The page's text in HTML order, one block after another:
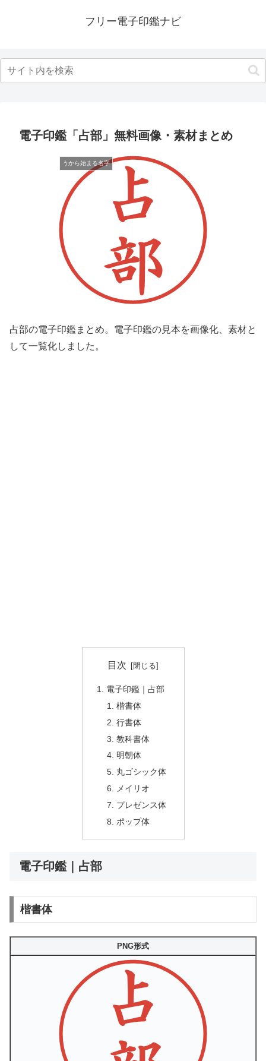
フリー電子印鑑ナビ
電子印鑑「占部」無料画像・素材まとめ
うから始まる名字
占部の電子印鑑まとめ。電子印鑑の見本を画像化、素材と
して一覧化しました。
目次
電子印鑑｜占部
楷書体
行書体
教科書体
明朝体
丸ゴシック体
メイリオ
プレゼンス体
ポップ体
電子印鑑｜占部
楷書体
PNG形式